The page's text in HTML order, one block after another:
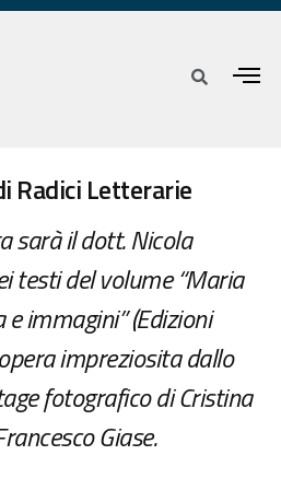
Radici Letterarie
sarà il dott. Nicola
testi del volume “Maria
immagini” (Edizioni
impreziosita dallo
fotografico di Cristina
Giase.